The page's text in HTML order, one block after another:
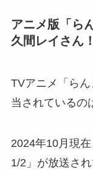
アニメ版「ら
久間レイさん！
TVアニメ「ら
当されているの
2024年10月現
1/2」が放送され